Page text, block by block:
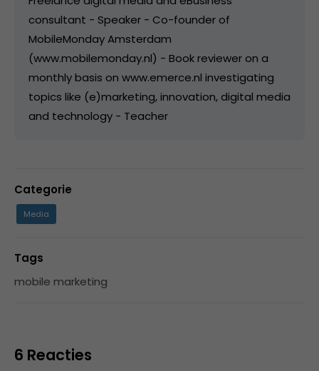
consultant - Speaker - Co-founder of
MobileMonday Amsterdam
(www.mobilemonday.nl) - Book reviewer on a
monthly basis on www.emerce.nl investigating
topics like (e)marketing, innovation, digital media
and technology - Teacher
Categorie
Media
Tags
mobile marketing
6 Reacties